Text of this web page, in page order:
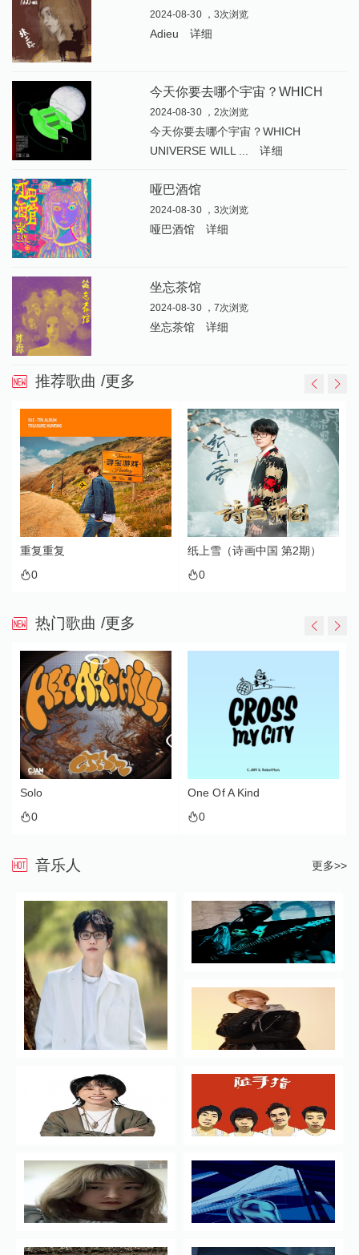
2024-08-30 ，3次浏览
Adieu 详细
2024-08-30 ，2次浏览
今天你要去哪个宇宙？WHICH
UNIVERSE WILL ...
详细
哑巴酒馆
2024-08-30 ，3次浏览
哑巴酒馆 详细
坐忘茶馆
2024-08-30 ，7次浏览
坐忘茶馆 详细
推荐歌曲 /更多
重复重复
0
纸上雪（诗画中国 第2期）
0
热门歌曲 /更多
Solo
0
One Of A Kind
0
音乐人 更多>>